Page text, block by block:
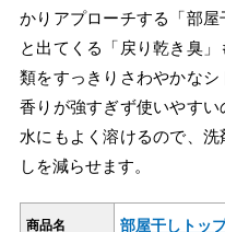
かりアプローチする「部
と出てくる「戻り乾き臭
類をすっきりさわやかなシ
香りが強すぎず使いやす
水にもよく溶けるので、
しを減らせます。
商品名 部屋干しトッ